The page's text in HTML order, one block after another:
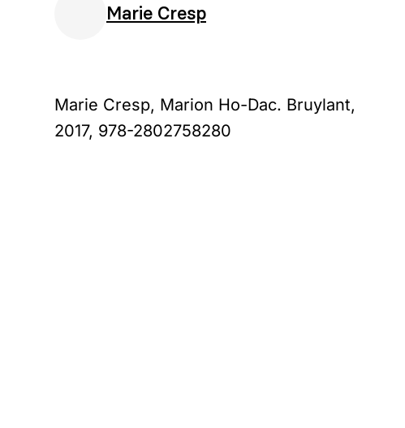
Marie Cresp
Marie Cresp, Marion Ho-Dac. Bruylant,
2017, 978-2802758280